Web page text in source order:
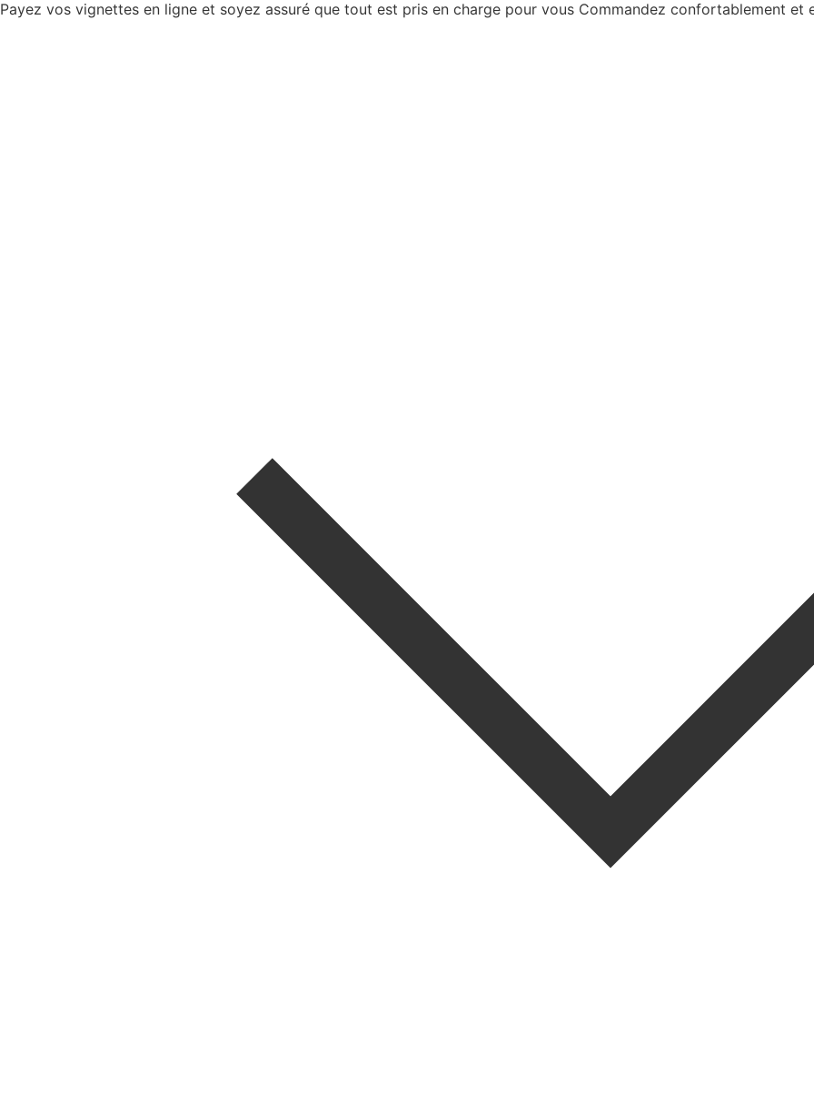
Payez vos vignettes en ligne et soyez assuré que tout est pris en charge pour vous Commandez confortablement et